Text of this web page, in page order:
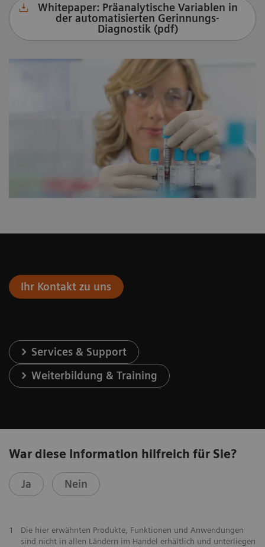
Whitepaper: Präanalytische Variablen in
der automatisierten Gerinnungs-
Diagnostik (pdf)
Ihr Kontakt zu uns
Services & Support
Weiterbildung & Training
War diese Information hilfreich für Sie?
Ja Nein
1
Die hier erwähnten Produkte, Funktionen und Anwendungen
sind nicht in allen Ländern im Handel erhältlich und unterliegen